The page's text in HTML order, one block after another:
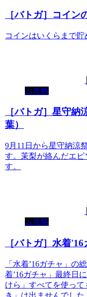
［バトガ］コイン
コインはいくらまで貯
ム攻略
［バトガ］星守納
葉）
9月11日から星守納涼
す。茉梨が絡んだエピ
す。
ム攻略
［バトガ］水着'16
「水着’16ガチャ」の
着’16ガチャ」最終日
けら」すべてを使って
き」は出ませんでした